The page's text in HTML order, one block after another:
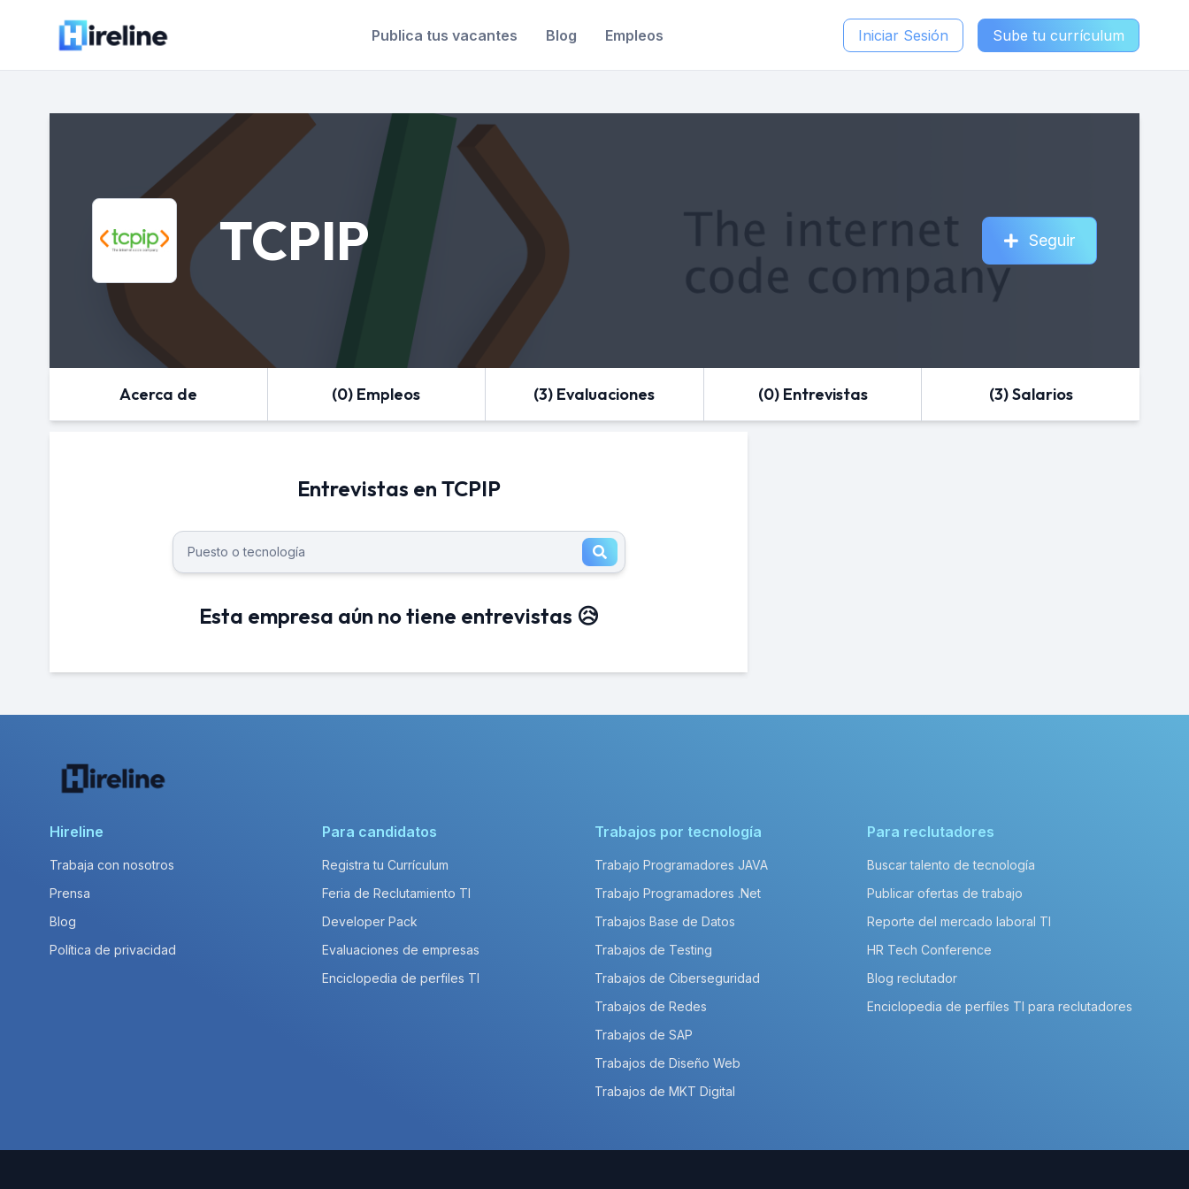
Publica tus vacantes Blog Empleos Iniciar Sesión Sube tu currículum
TCPIP Seguir
Acerca de (0) Empleos (3) Evaluaciones (0) Entrevistas (3) Salarios
Entrevistas en TCPIP
Esta empresa aún no tiene entrevistas 😥
Hireline
Trabaja con nosotros
Prensa
Blog
Política de privacidad
Para candidatos
Registra tu Currículum
Feria de Reclutamiento TI
Developer Pack
Evaluaciones de empresas
Enciclopedia de perfiles TI
Trabajos por tecnología
Trabajo Programadores JAVA
Trabajo Programadores .Net
Trabajos Base de Datos
Trabajos de Testing
Trabajos de Ciberseguridad
Trabajos de Redes
Trabajos de SAP
Trabajos de Diseño Web
Trabajos de MKT Digital
Para reclutadores
Buscar talento de tecnología
Publicar ofertas de trabajo
Reporte del mercado laboral TI
HR Tech Conference
Blog reclutador
Enciclopedia de perfiles TI para reclutadores